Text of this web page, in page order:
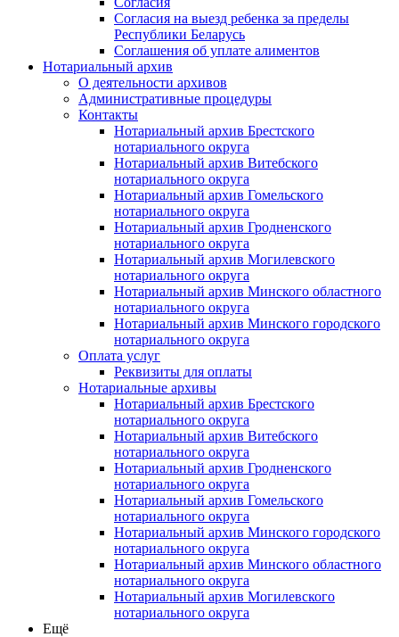
Согласия на выезд ребенка за пределы
Республики Беларусь
Соглашения об уплате алиментов
Нотариальный архив
О деятельности архивов
Административные процедуры
Контакты
Нотариальный архив Брестского
нотариального округа
Нотариальный архив Витебского
нотариального округа
Нотариальный архив Гомельского
нотариального округа
Нотариальный архив Гродненского
нотариального округа
Нотариальный архив Могилевского
нотариального округа
Нотариальный архив Минского областного
нотариального округа
Нотариальный архив Минского городского
нотариального округа
Оплата услуг
Реквизиты для оплаты
Нотариальные архивы
Нотариальный архив Брестского
нотариального округа
Нотариальный архив Витебского
нотариального округа
Нотариальный архив Гродненского
нотариального округа
Нотариальный архив Гомельского
нотариального округа
Нотариальный архив Минского городского
нотариального округа
Нотариальный архив Минского областного
нотариального округа
Нотариальный архив Могилевского
нотариального округа
Ещё